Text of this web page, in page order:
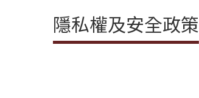
隱私權及安全政策